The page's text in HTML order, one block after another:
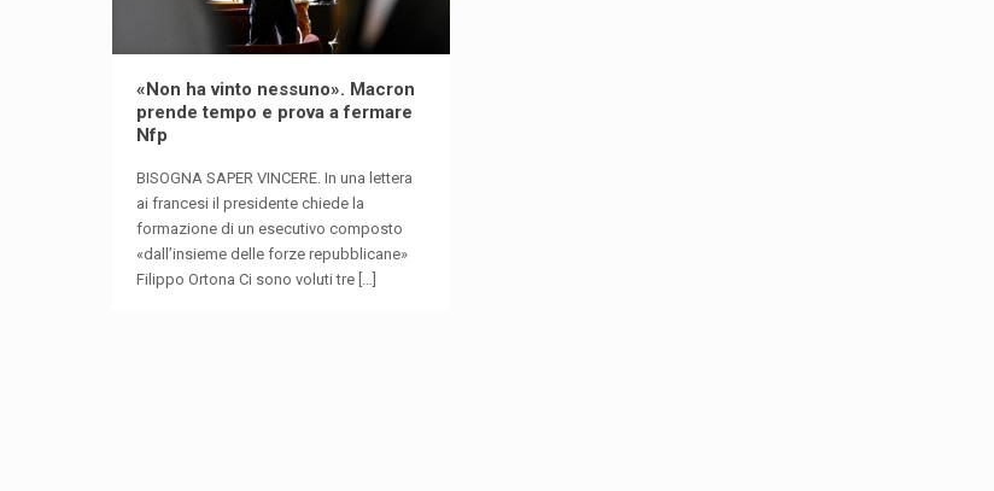
«Non ha vinto nessuno». Macron
prende tempo e prova a fermare
Nfp
BISOGNA SAPER VINCERE. In una lettera
ai francesi il presidente chiede la
formazione di un esecutivo composto
«dall’insieme delle forze repubblicane»
Filippo Ortona Ci sono voluti tre[…]